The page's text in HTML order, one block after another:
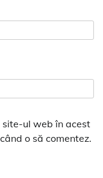
site-ul web în acest
o să comentez.